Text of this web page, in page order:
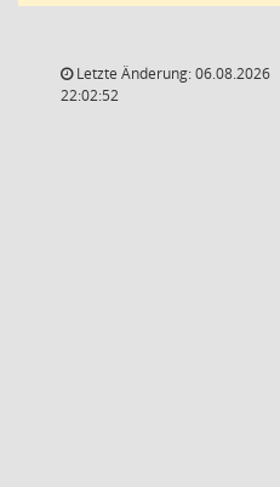
Letzte Änderung: 06.08.2026
22:02:52